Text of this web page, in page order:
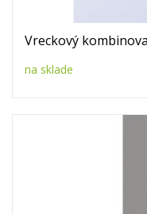
Vreckový
na sklade